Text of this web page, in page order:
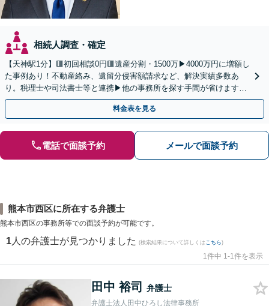
相続人調査・確定
【天神駅1分】🟥初回相談0円🟥遺産分割・1500万▶4000万円に増額し
た事例あり！不動産絡み、遺留分侵害額請求など、解決実績多数あ
り。税理士や司法書士等と連携▶他の事務所を探す手間が省けます！
不動産会社と連携し無料査定&財産調査も◎
料金表を見る
電話で面談予約 メールで面談予約
熊本市西区に所在する弁護士
熊本市西区の事務所等での面談予約が可能です。
1 人の弁護士が見つかりました (検索結果について詳しくは こちら)
1件中 1-1件を表示
田中 裕司 弁護士
弁護士法人田中ひろし法律事務所